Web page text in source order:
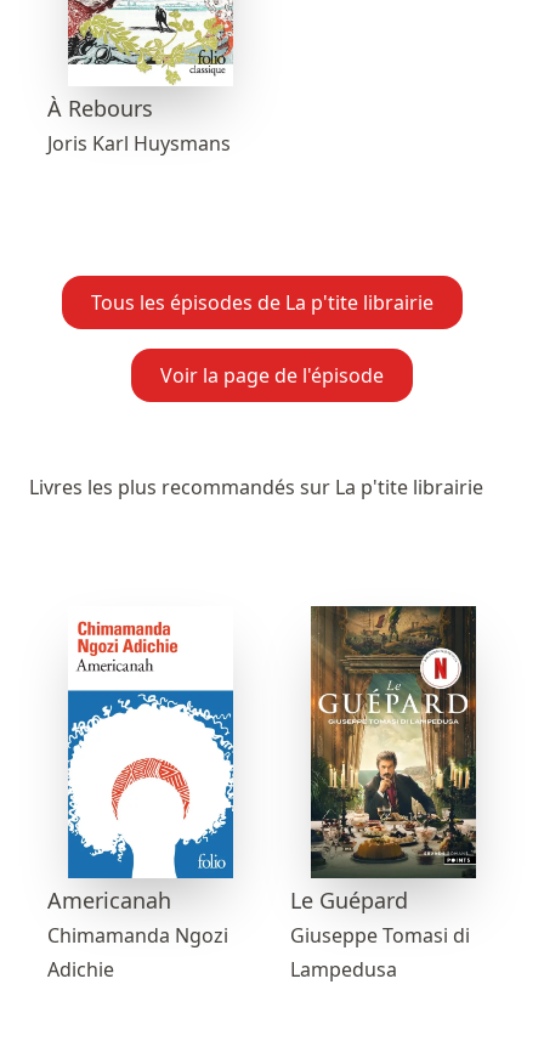
À Rebours
Joris Karl Huysmans
Tous les épisodes de La p'tite librairie
Voir la page de l'épisode
Livres les plus recommandés sur La p'tite librairie
Americanah
Chimamanda Ngozi
Adichie
Le Guépard
Giuseppe Tomasi di
Lampedusa